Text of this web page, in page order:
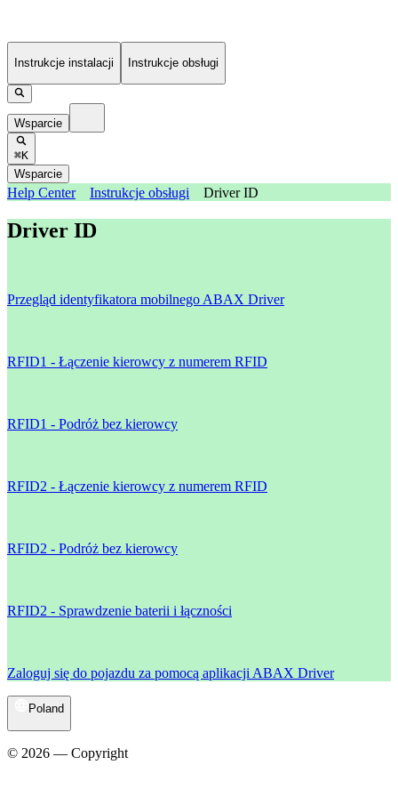
Instrukcje instalacji Instrukcje obsługi
Wsparcie
⌘K
Wsparcie
Help Center Instrukcje obsługi Driver ID
Driver ID
Przegląd identyfikatora mobilnego ABAX Driver
RFID1 - Łączenie kierowcy z numerem RFID
RFID1 - Podróż bez kierowcy
RFID2 - Łączenie kierowcy z numerem RFID
RFID2 - Podróż bez kierowcy
RFID2 - Sprawdzenie baterii i łączności
Zaloguj się do pojazdu za pomocą aplikacji ABAX Driver
Poland
© 2026 — Copyright